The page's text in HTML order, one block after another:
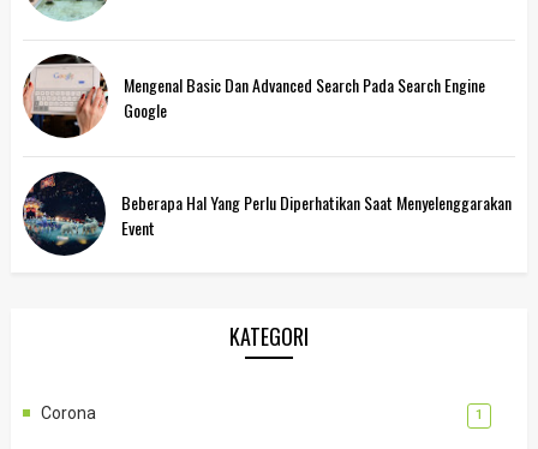
Mengenal Basic Dan Advanced Search Pada Search Engine
Google
Beberapa Hal Yang Perlu Diperhatikan Saat Menyelenggarakan
Event
KATEGORI
Corona 1